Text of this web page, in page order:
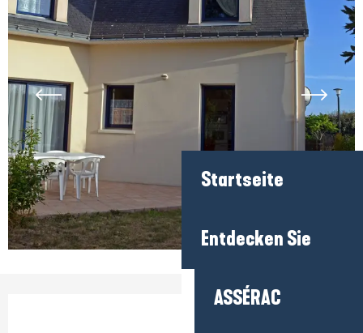
Startseite
Entdecken Sie
ASSÉRAC
Öffnungszeiten & Kontaktdaten